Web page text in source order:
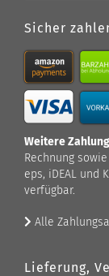
Sicher
Weitere
Rechnung
eps, iDEAL und
verfügbar.
Alle
Lieferung,